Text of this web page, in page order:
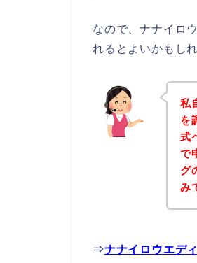
なので、ナナイロ
れるとよいかもし
私
を
式
で
グ
み
⇒ナナイロウエデ